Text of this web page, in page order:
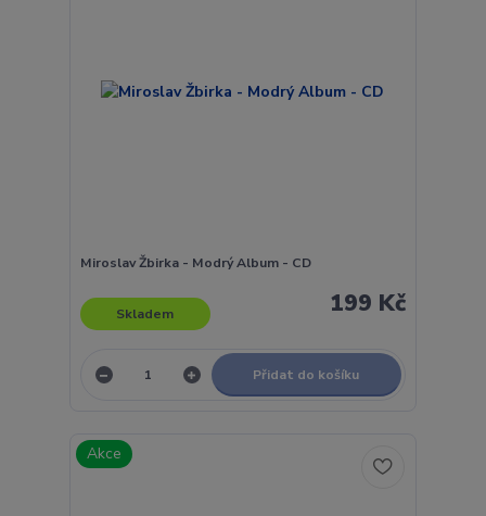
Miroslav Žbirka - Modrý Album - CD
199 Kč
Skladem
Přidat do košíku
Akce